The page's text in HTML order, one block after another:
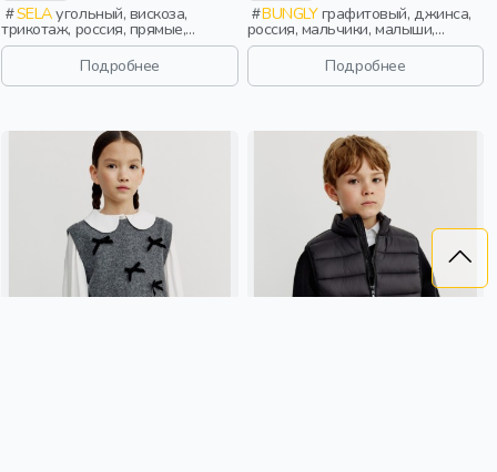
SELAугольный, вискоза,
трикотаж, россия, прямые,
укороченные, полоски, короткие,
резинка, вязаные, школа,
вышивка, вырез, пояс,
фактурные, девочки, дети
Подробнее
BUNGLYграфитовый, джинса,
россия, мальчики, малыши,
дошкольники, дети
Подробнее